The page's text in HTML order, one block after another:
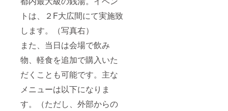
トは、２F大広間にて実施致
します。（写真右）
また、当日は会場で飲み
物、軽食を追加で購入いた
だくことも可能です。主な
メニューは以下になりま
す。（ただし、外部からの